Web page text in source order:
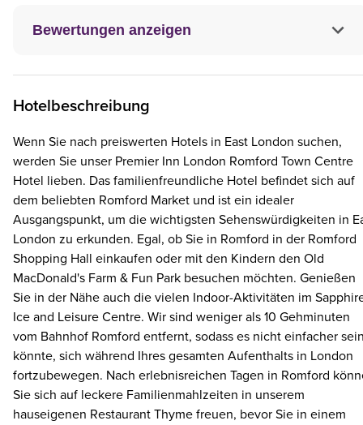
Bewertungen anzeigen
Hotelbeschreibung
Wenn Sie nach preiswerten Hotels in East London suchen,
werden Sie unser Premier Inn London Romford Town Centre
Hotel lieben. Das familienfreundliche Hotel befindet sich auf
dem beliebten Romford Market und ist ein idealer
Ausgangspunkt, um die wichtigsten Sehenswürdigkeiten in
London zu erkunden. Egal, ob Sie in Romford in der Romford
Shopping Hall einkaufen oder mit den Kindern den Old
MacDonald's Farm & Fun Park besuchen möchten. Genießen
Sie in der Nähe auch die vielen Indoor-Aktivitäten im
Ice and Leisure Centre. Wir sind weniger als 10 Gehminuten
vom Bahnhof Romford entfernt, sodass es nicht einfacher
könnte, sich während Ihres gesamten Aufenthalts in London
fortzubewegen. Nach erlebnisreichen Tagen in Romford
Sie sich auf leckere Familienmahlzeiten in unserem
hauseigenen Restaurant Thyme freuen, bevor Sie in einem